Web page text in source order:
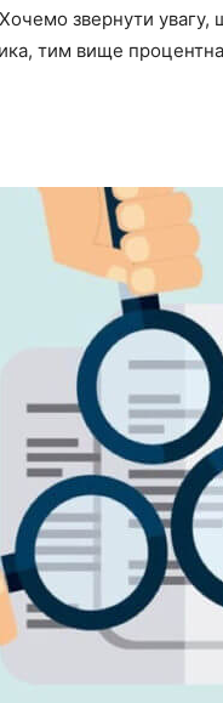
звернути
тим вище